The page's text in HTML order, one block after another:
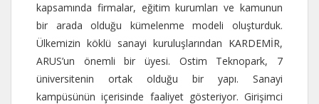
kapsamında firmalar, eğitim kurumları ve kamunun
bir arada olduğu kümelenme modeli oluşturduk.
Ülkemizin köklü sanayi kuruluşlarından KARDEMİR,
ARUS’un önemli bir üyesi. Ostim Teknopark, 7
üniversitenin ortak olduğu bir yapı. Sanayi
kampüsünün içerisinde faaliyet gösteriyor. Girişimci